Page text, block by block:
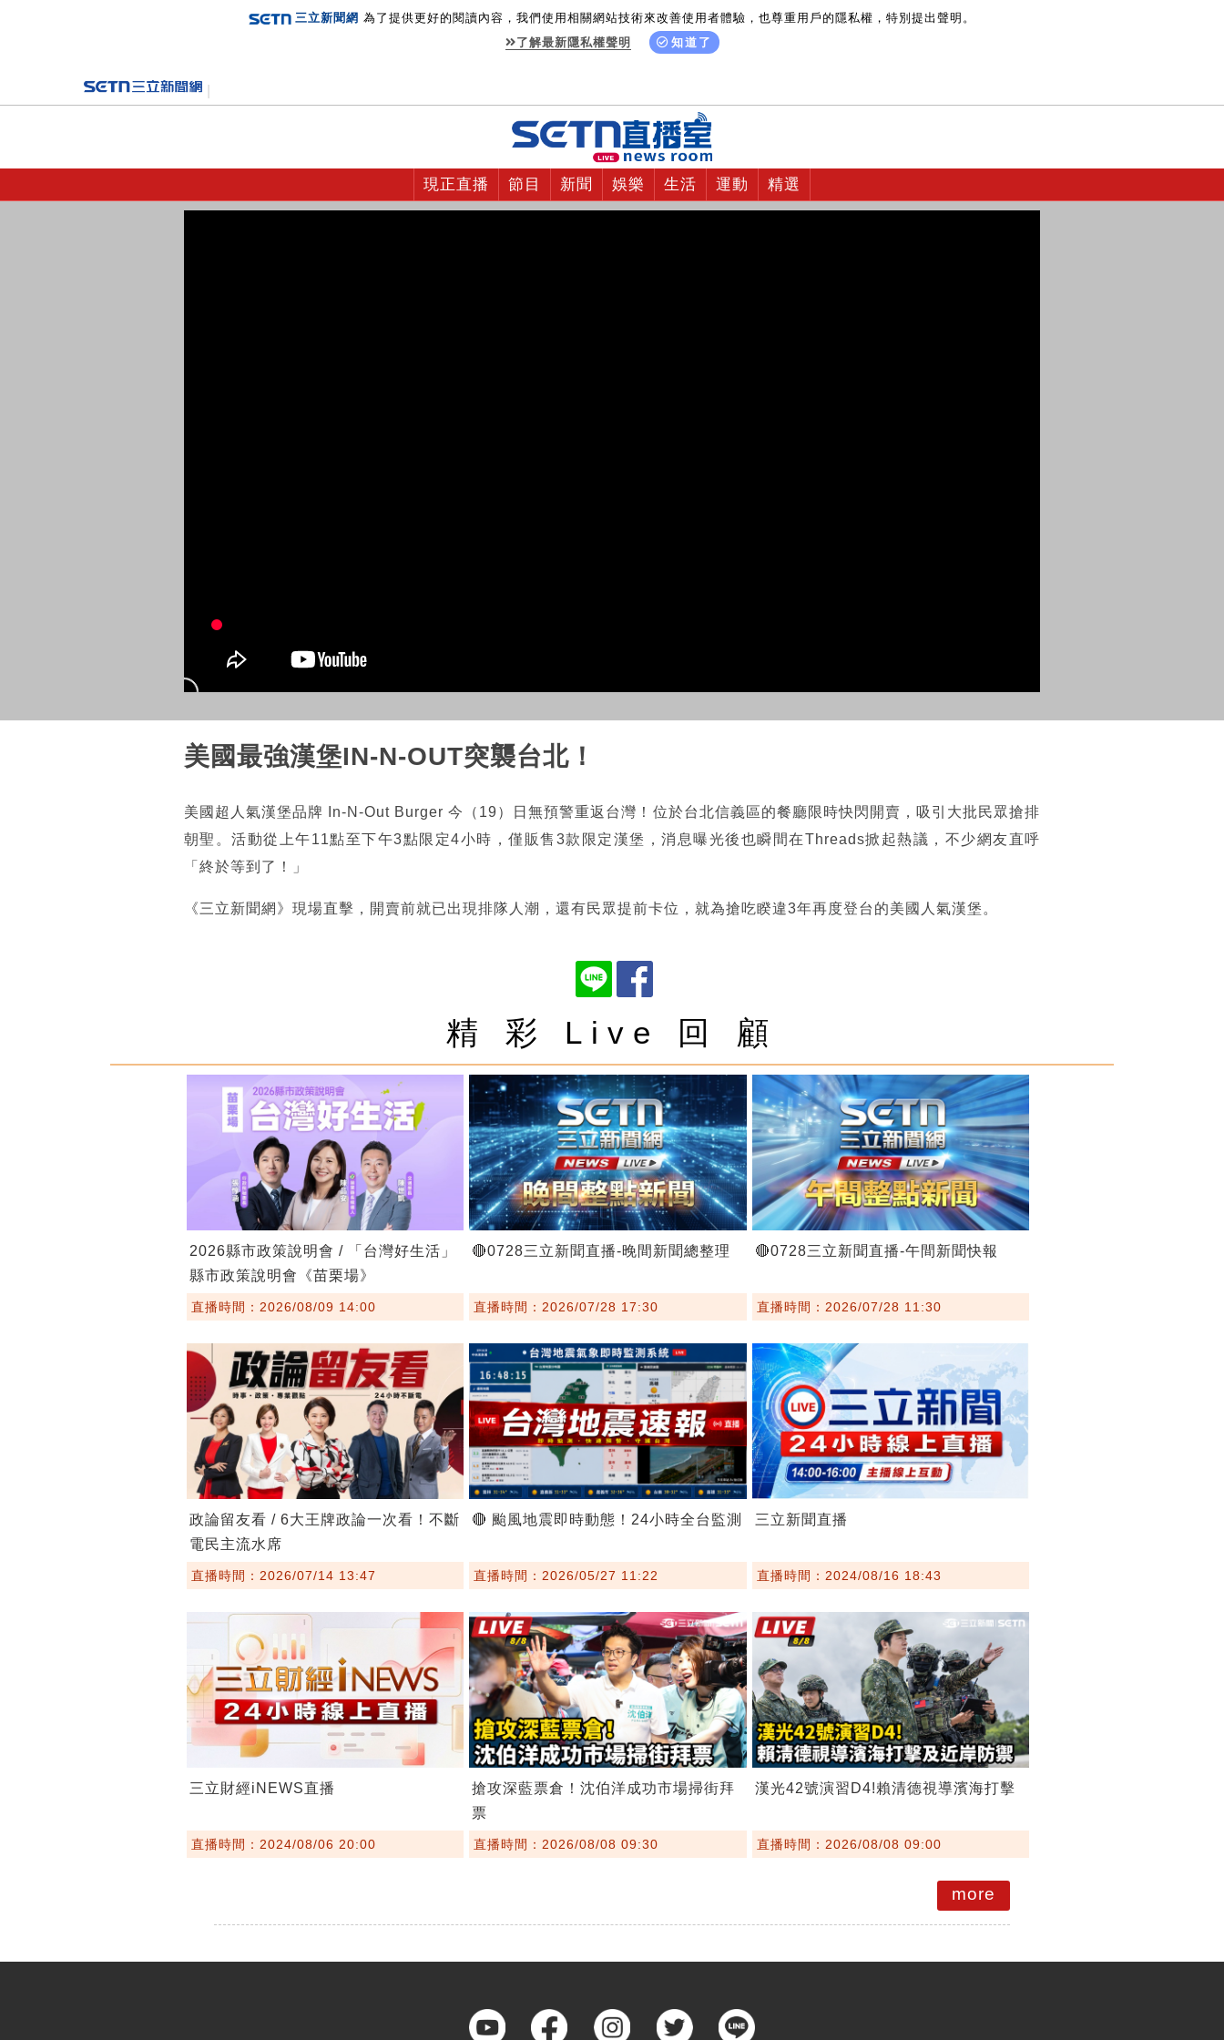
三立新聞網 為了提供更好的閱讀內容，我們使用相關網站技術來改善使用者體驗，也尊重用戶的隱私權，特別提出聲明。
了解最新隱私權聲明
知道了
現正直播 節目 新聞 娛樂 生活 運動 精選
美國最強漢堡IN-N-OUT突襲台北！
美國超人氣漢堡品牌 In-N-Out Burger 今（19）日無預警重返台灣！位於台北信義區的餐廳限時快閃開賣，吸引大批民眾搶排
朝聖。活動從上午11點至下午3點限定4小時，僅販售3款限定漢堡，消息曝光後也瞬間在Threads掀起熱議，不少網友直呼
「終於等到了！」
《三立新聞網》現場直擊，開賣前就已出現排隊人潮，還有民眾提前卡位，就為搶吃睽違3年再度登台的美國人氣漢堡。
精 彩 Live 回 顧
2026縣市政策說明會 / 「台灣好生活」
縣市政策說明會《苗栗場》
直播時間：2026/08/09 14:00
🔴0728三立新聞直播-晚間新聞總整理
直播時間：2026/07/28 17:30
🔴0728三立新聞直播-午間新聞快報
直播時間：2026/07/28 11:30
政論留友看 / 6大王牌政論一次看！不斷
電民主流水席
直播時間：2026/07/14 13:47
🔴 颱風地震即時動態！24小時全台監測
直播時間：2026/05/27 11:22
三立新聞直播
直播時間：2024/08/16 18:43
三立財經iNEWS直播
直播時間：2024/08/06 20:00
搶攻深藍票倉！沈伯洋成功市場掃街拜
票
直播時間：2026/08/08 09:30
漢光42號演習D4!賴清德視導濱海打擊
直播時間：2026/08/08 09:00
more